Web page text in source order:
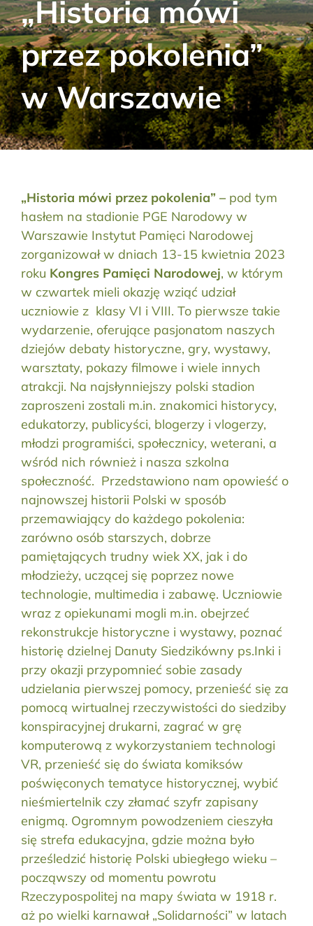
Aktualności
Kontakt
RODO
Szukaj:
„Historia mówi
przez pokolenia”
w Warszawie
„Historia mówi przez pokolenia” – pod tym
hasłem na stadionie PGE Narodowy w
Warszawie Instytut Pamięci Narodowej
zorganizował w dniach 13-15 kwietnia 2023
roku Kongres Pamięci Narodowej, w którym
w czwartek mieli okazję wziąć udział
uczniowie z klasy VI i VIII. To pierwsze takie
wydarzenie, oferujące pasjonatom naszych
dziejów debaty historyczne, gry, wystawy,
warsztaty, pokazy filmowe i wiele innych
atrakcji. Na najsłynniejszy polski stadion
zaproszeni zostali m.in. znakomici historycy,
edukatorzy, publicyści, blogerzy i vlogerzy,
młodzi programiści, społecznicy, weterani, a
wśród nich również i nasza szkolna
społeczność. Przedstawiono nam opowieść o
najnowszej historii Polski w sposób
przemawiający do każdego pokolenia:
zarówno osób starszych, dobrze
pamiętających trudny wiek XX, jak i do
młodzieży, uczącej się poprzez nowe
technologie, multimedia i zabawę. Uczniowie
wraz z opiekunami mogli m.in. obejrzeć
rekonstrukcje historyczne i wystawy, poznać
historię dzielnej Danuty Siedzikówny ps.Inki i
przy okazji przypomnieć sobie zasady
udzielania pierwszej pomocy, przenieść się za
pomocą wirtualnej rzeczywistości do siedziby
konspiracyjnej drukarni, zagrać w grę
komputerową z wykorzystaniem technologi
VR, przenieść się do świata komiksów
poświęconych tematyce historycznej, wybić
nieśmiertelnik czy złamać szyfr zapisany
enigmą. Ogromnym powodzeniem cieszyła
się strefa edukacyjna, gdzie można było
prześledzić historię Polski ubiegłego wieku –
począwszy od momentu powrotu
Rzeczypospolitej na mapy świata w 1918 r.
aż po wielki karnawał „Solidarności” w latach